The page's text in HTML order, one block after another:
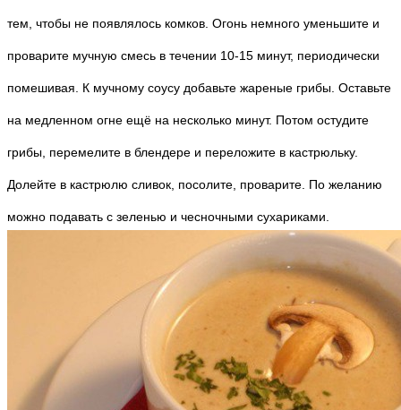
тем, чтобы не появлялось комков. Огонь немного уменьшите и
проварите мучную смесь в течении 10-15 минут, периодически
помешивая. К мучному соусу добавьте жареные грибы. Оставьте
на медленном огне ещё на несколько минут. Потом остудите
грибы, перемелите в блендере и переложите в кастрюльку.
Долейте в кастрюлю сливок, посолите, проварите. По желанию
можно подавать с зеленью и чесночными сухариками.